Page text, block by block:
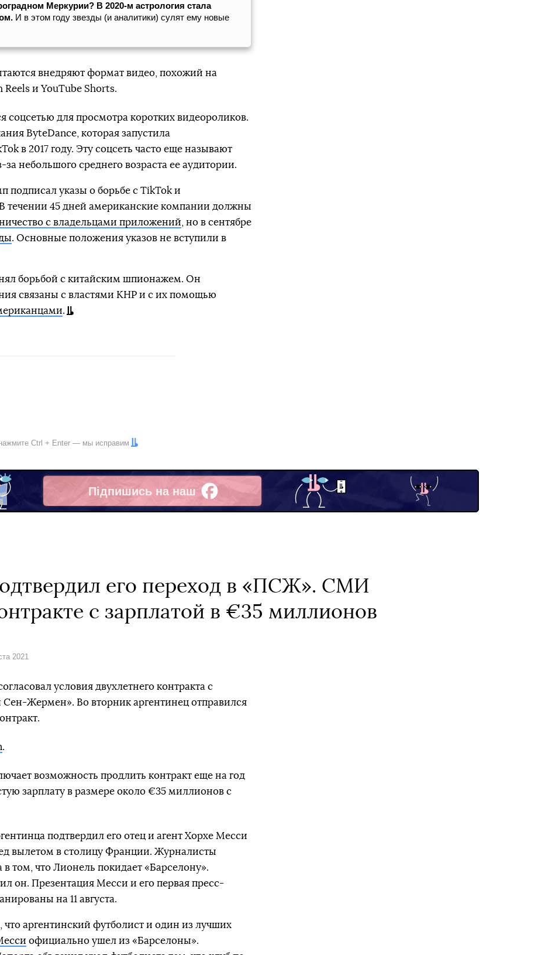
Меркурии? В 2020-м астрология стала
И в этом году звезды (и аналитики) сулят ему новые
внедряют формат видео, похожий на
и YouTube Shorts.
соцсетью для просмотра коротких видеороликов.
ByteDance, которая запустила
в 2017 году. Эту соцсеть часто еще называют
небольшого среднего возраста ее аудитории.
подписал указы о борьбе с TikTok и
течении 45 дней американские компании должны
с владельцами приложений , но в сентябре
. Основные положения указов не вступили в
борьбой с китайским шпионажем. Он
связаны с властями КНР и с их помощью
.
Ctrl + Enter — мы исправим
Підпишись на наш
Facebook
его переход в «ПСЖ». СМИ
с зарплатой в €35 миллионов
2021
условия двухлетнего контракта с
Жермен». Во вторник аргентинец отправился
.
возможность продлить контракт еще на год
зарплату в размере около €35 миллионов с
подтвердил его отец и агент Хорхе Месси
вылетом в столицу Франции. Журналисты
том, что Лионель покидает «Барселону».
он. Презентация Месси и его первая пресс-
на 11 августа.
что аргентинский футболист и один из лучших
официально ушел из «Барселоны».